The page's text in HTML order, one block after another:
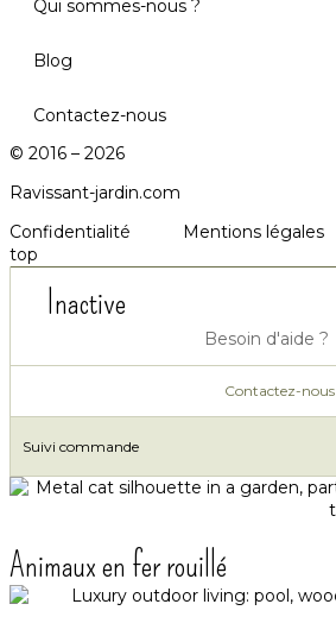
Qui sommes-nous ?
Blog
Contactez-nous
© 2016 – 2026
Ravissant-jardin.com
Confidentialité
Mentions légales
top
Inactive
Besoin d'aide ?
Contactez-nous
Suivi commande
Animaux en fer rouillé